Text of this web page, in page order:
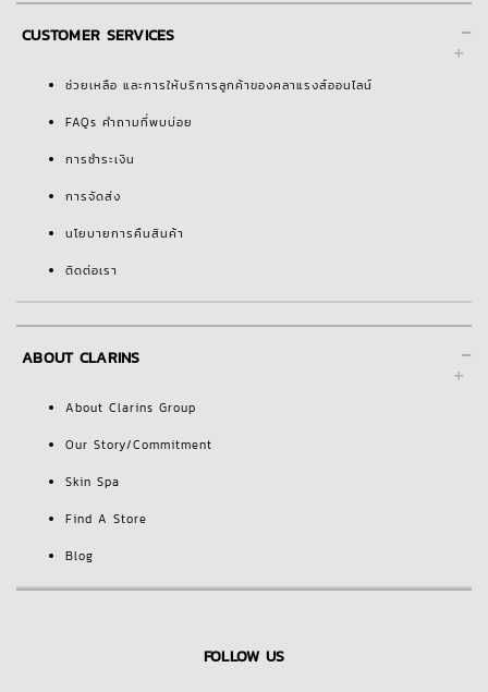
-
CUSTOMER SERVICES
ช่วยเหลือ และการให้บริการลูกค้าของคลาแรงส์ออนไลน์
FAQs คำถามที่พบบ่อย
การชำระเงิน
การจัดส่ง
นโยบายการคืนสินค้า
ติดต่อเรา
-
ABOUT CLARINS
About Clarins Group
Our Story/Commitment
Skin Spa
Find A Store
Blog
FOLLOW US